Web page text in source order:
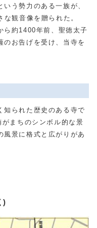
う勢力のある一族が、
観音像を贈られた。
ら約1400年前、聖徳太子
のお告げを受け、当寺を
られた歴史のある寺で
まちのシンボル的な景
風景に格式と広がりがあ
)